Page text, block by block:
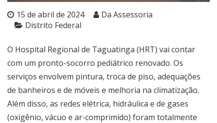
15 de abril de 2024
Da Assessoria
Distrito Federal
O Hospital Regional de Taguatinga (HRT) vai contar
com um pronto-socorro pediátrico renovado. Os
serviços envolvem pintura, troca de piso, adequações
de banheiros e de móveis e melhoria na climatização.
Além disso, as redes elétrica, hidráulica e de gases
(oxigênio, vácuo e ar-comprimido) foram totalmente